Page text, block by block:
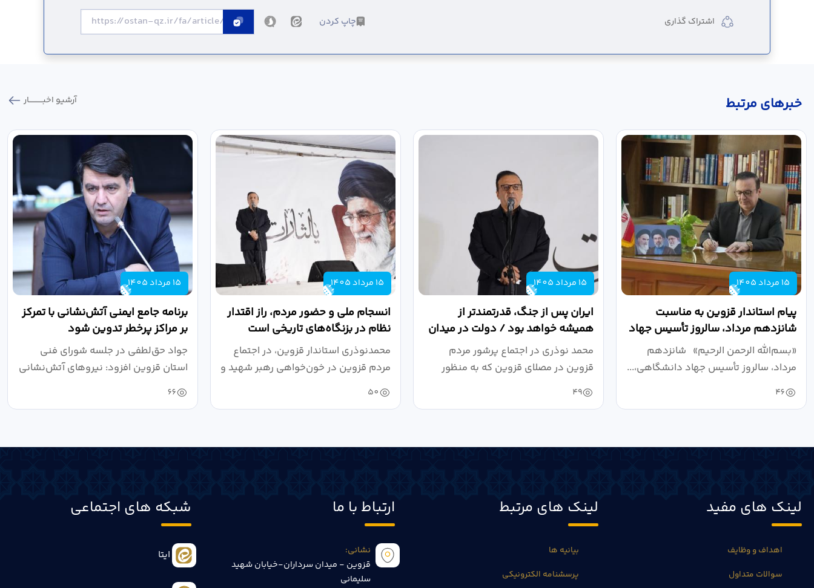
اشتراک گذاری چاپ کردن
خبر‌های مرتبط آرشیو اخبـــــــــــار
15 مرداد 1405
پیام استاندار قزوین به مناسبت
شانزدهم مرداد، سالروز تأسیس جهاد
دانشگاهی
«بسم‌الله الرحمن الرحیم» شانزدهم
مرداد، سالروز تأسیس جهاد دانشگاهی،...
46
15 مرداد 1405
ایران پس از جنگ، قدرتمندتر از
همیشه خواهد بود / دولت در میدان
نبرد اقتصادی،...
محمد نوذری در اجتماع پرشور مردم
قزوین در مصلای قزوین که به منظور
خون‌خواهی...
49
15 مرداد 1405
انسجام ملی و حضور مردم، راز اقتدار
نظام در بزنگاه‌های تاریخی است
محمدنوذری استاندار قزوین، در اجتماع
مردم قزوین در خون‌خواهی رهبر شهید و
حمایت...
50
15 مرداد 1405
برنامه جامع ایمنی آتش‌نشانی با تمرکز
بر مراکز پرخطر تدوین شود
جواد حق‌لطفی در جلسه شورای فنی
استان قزوین افزود: نیروهای آتش‌نشانی
طی سال...
66
لینک های مفید
اهداف و وظایف
سوالات متداول
لینک های مرتبط
بیانیه ها
پرسشنامه الکترونیکی
ارتباط با ما
نشانی:
قزوین - میدان سرداران-خیابان شهید
سلیمانی
شبکه های اجتماعی
ایتا